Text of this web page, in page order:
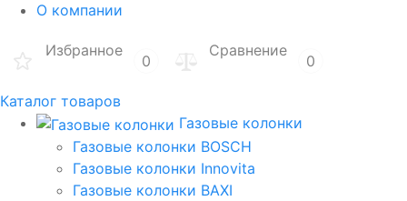
О компании
Избранное
0
Сравнение
0
Каталог товаров
Газовые колонки
Газовые колонки BOSCH
Газовые колонки Innovita
Газовые колонки BAXI